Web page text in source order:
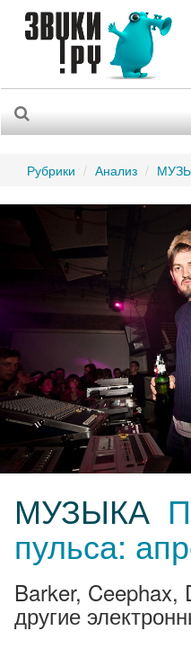
Рубрики Анализ
МУЗЫКА
пульса:
Barker, Ceephax,
другие